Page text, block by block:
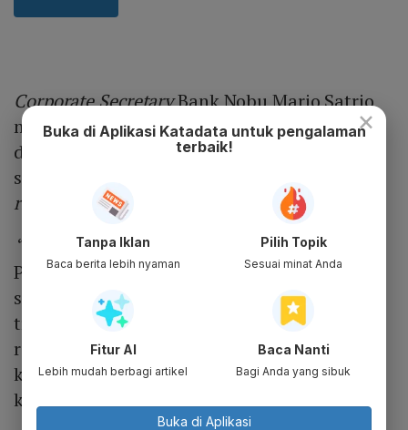
Corporate SecretaryBank Nobu Mario Satrio
mengatakan, transaksi inbreng yang
dilakukan oleh PT Star Pacific Tbk (LPLI)
sebagai bentuk pelaksanaan transaksi atas
rights issueyang digelar perseroan.
“Telah dilakukannya transaksi inbreng oleh
PT Star Pacific Tbk ke dalam perseroan
sebagai pelaksanaan transaksi material dan
transaksi afiliasi sebagaimana
rencanannya telah diungkapkan dalam
keterbukaan informasi," katanya dalam
keterbukaan informasi BEI.
×
Buka di Aplikasi Katadata untuk pengalaman
terbaik!
Tanpa Iklan
Baca berita lebih nyaman
Pilih Topik
Sesuai minat Anda
Fitur AI
Lebih mudah berbagi artikel
Baca Nanti
Bagi Anda yang sibuk
Buka di Aplikasi